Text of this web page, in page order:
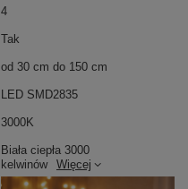
4
Tak
od 30 cm do 150 cm
LED SMD2835
3000K
Biała ciepła 3000
kelwinów
Więcej